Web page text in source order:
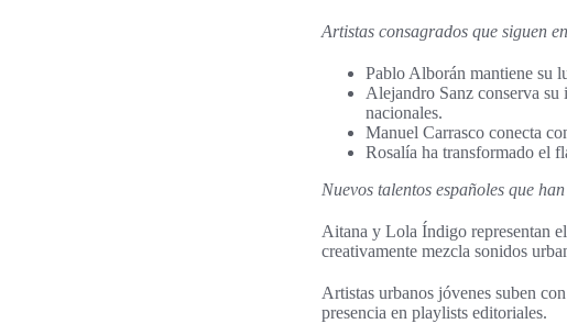
Artistas consagrados que siguen
Pablo Alborán mantiene su
Alejandro Sanz conserva su
nacionales.
Manuel Carrasco conecta
Rosalía ha transformado el
Nuevos talentos españoles que
Aitana y Lola Índigo representan
creativamente mezcla sonidos
Artistas urbanos jóvenes suben
presencia en playlists editoriales.